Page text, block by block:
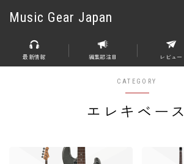
Music Gear Japan
MENU
アコースティックギター
最新情報 編集部注目 レビュー
CATEGORY
エレキベース